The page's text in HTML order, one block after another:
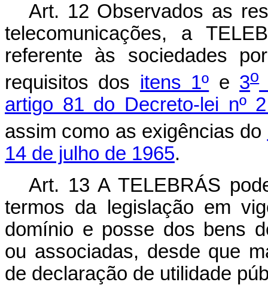
Art. 12 Observados as
telecomunicações, a
referente às sociedades
requisitos dos itens 1º e 3o
artigo 81 do Decreto-lei nº
assim como as exigências do
14 de julho de 1965.
Art. 13 A TELEBRÁS
termos da legislação em
domínio e posse dos bens
ou associadas, desde que
de declaração de utilidade